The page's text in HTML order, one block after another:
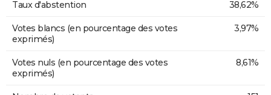
Taux d'abstention 38,62%
Votes blancs (en pourcentage des votes
exprimés)
3,97%
Votes nuls (en pourcentage des votes
exprimés)
8,61%